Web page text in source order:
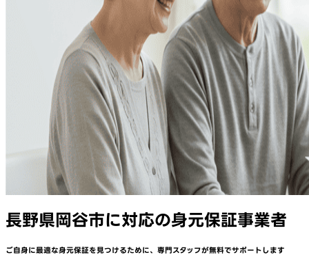
長野県岡谷市に対応の身元保証事業者
ご自身に最適な身元保証を見つけるために、 専門スタッフが無料でサポートします